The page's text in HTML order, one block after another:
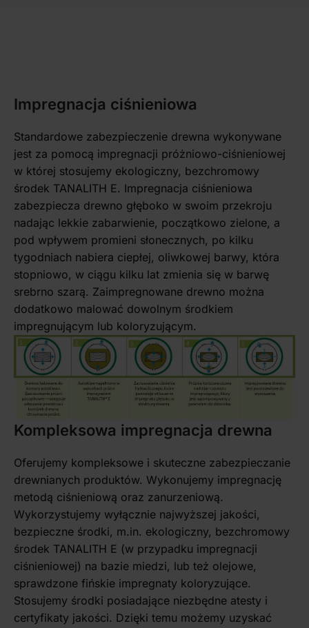
Impregnacja ciśnieniowa
Standardowe zabezpieczenie drewna wykonywane
jest za pomocą impregnacji próżniowo-ciśnieniowej
w której stosujemy ekologiczny, bezchromowy
środek TANALITH E. Impregnacja ciśnieniowa
zabezpiecza drewno głęboko w swoim przekroju
nadając lekkie zabarwienie, początkowo zielone, a
pod wpływem promieni słonecznych, po kilku
tygodniach nabiera ciepłej, oliwkowej barwy, która
stopniowo, w ciągu kilku lat zmienia się w barwę
srebrno szarą. Zaimpregnowane drewno można
dodatkowo malować dowolnym środkiem
impregnującym lub koloryzującym.
Kompleksowa impregnacja drewna
Oferujemy kompleksowe i skuteczne zabezpieczanie
drewnianych produktów. Wykonujemy impregnację
metodą ciśnieniową oraz zanurzeniową.
Wykorzystujemy wyłącznie najwyższej jakości,
bezpieczne środki, m.in. ekologiczny, bezchromowy
środek TANALITH E (w przypadku impregnacji
ciśnieniowej) na bazie miedzi, lub też olejowe,
sprawdzone fińskie impregnaty koloryzujące.
Stosujemy środki posiadające niezbędne atesty i
certyfikaty jakości. Dzięki temu możemy uzyskać